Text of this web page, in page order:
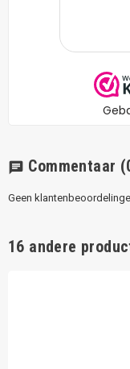
chat Commentaar
Geen
16 andere